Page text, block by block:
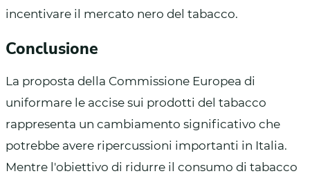
incentivare il mercato nero del tabacco.
Conclusione
La proposta della Commissione Europea di
uniformare le accise sui prodotti del tabacco
rappresenta un cambiamento significativo che
potrebbe avere ripercussioni importanti in Italia.
Mentre l'obiettivo di ridurre il consumo di tabacco